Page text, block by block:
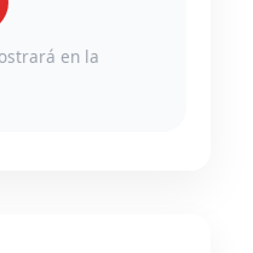
en la